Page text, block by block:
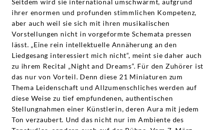
ihrer enormen und profunden stimmlichen Kompetenz,
aber auch weil sie sich mit ihren musikalischen
Vorstellungen nicht in vorgeformte Schemata pressen
lässt. „Eine rein intellektuelle Annäherung an den
Liedgesang interessiert mich nicht“, meint sie daher auch
zu ihrem Recital „Night and Dreams“. Für den Zuhörer ist
das nur von Vorteil. Denn diese 21 Miniaturen zum
Thema Leidenschaft und Allzumenschliches werden auf
diese Weise zu tief empfundenen, authentischen
Stellungnahmen einer Künstlerin, deren Aura mit jedem
Ton verzaubert. Und das nicht nur im Ambiente des